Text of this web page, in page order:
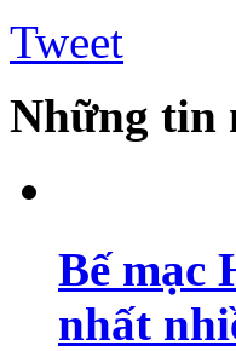
Tweet
Những tin
Bế mạc
nhất